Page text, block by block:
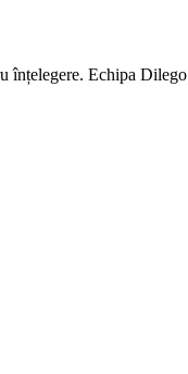
înțelegere. Echipa Dilego